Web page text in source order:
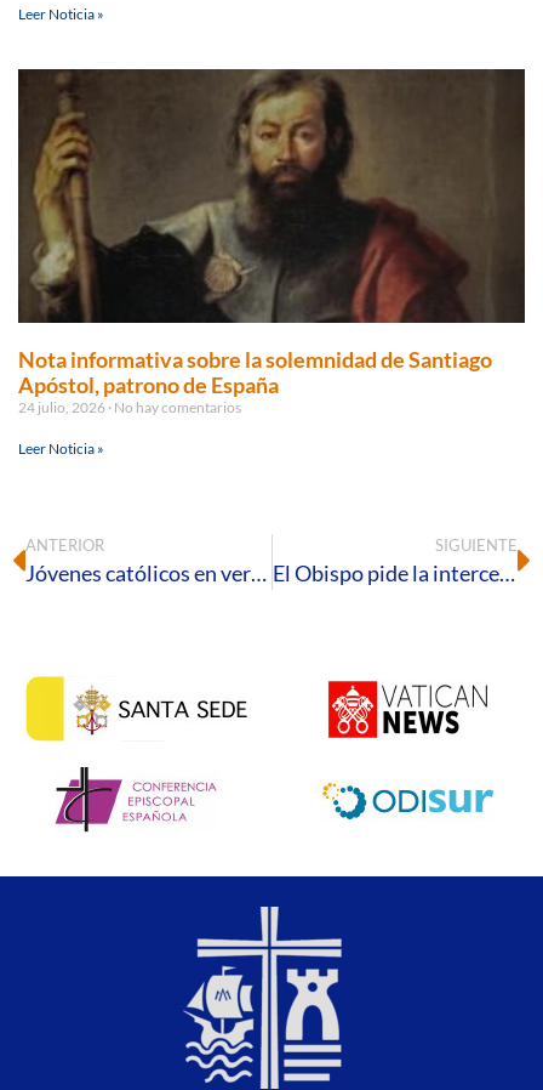
Leer Noticia »
Nota informativa sobre la solemnidad de Santiago
Apóstol, patrono de España
24 julio, 2026 No hay comentarios
Leer Noticia »
ANTERIOR
Jóvenes católicos en verano: de la oración a la misión
SIGUIENTE
El Obispo pide la intercesión de la Virgen ante la pandemia del Covid y la espiritual del «olvido de Dios» en la celebración del voto almonteño del Rocío Chico